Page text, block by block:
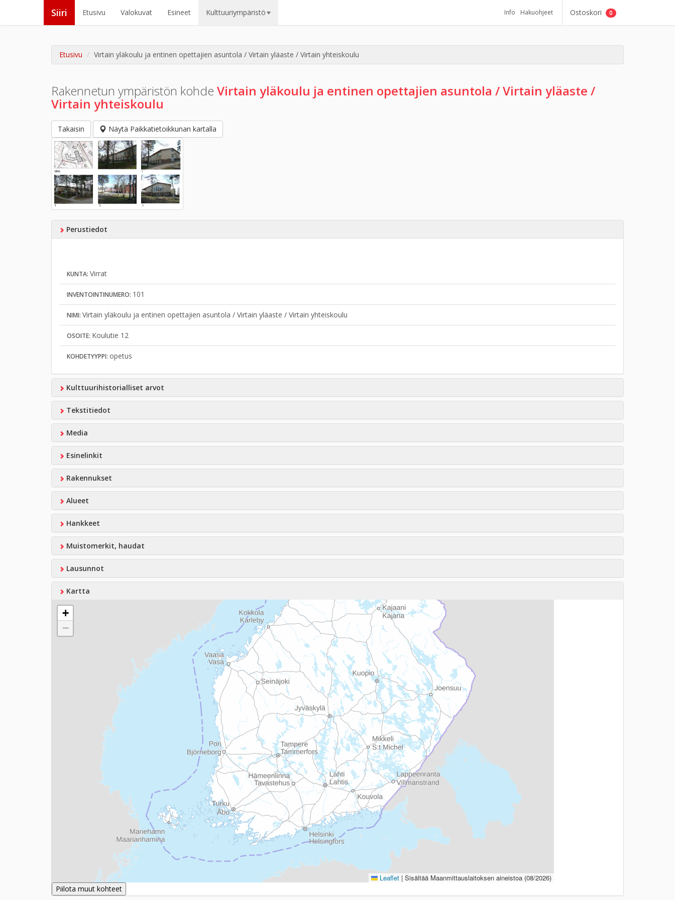
Siiri Etusivu Valokuvat Esineet Kulttuuriympäristö Info Hakuohjeet Ostoskori 0
Etusivu Virtain yläkoulu ja entinen opettajien asuntola / Virtain yläaste / Virtain yhteiskoulu
Rakennetun ympäristön kohde Virtain yläkoulu ja entinen opettajien asuntola / Virtain yläaste /
Virtain yhteiskoulu
Takaisin Näytä Paikkatietoikkunan kartalla
Perustiedot
KUNTA: Virrat
INVENTOINTINUMERO: 101
NIMI: Virtain yläkoulu ja entinen opettajien asuntola / Virtain yläaste / Virtain yhteiskoulu
OSOITE: Koulutie 12
KOHDETYYPPI: opetus
Kulttuurihistorialliset arvot
Tekstitiedot
Media
Esinelinkit
Rakennukset
Alueet
Hankkeet
Muistomerkit, haudat
Lausunnot
Kartta
+
−
Leaflet | Sisältää Maanmittauslaitoksen aineistoa (08/2026)
Piilota muut kohteet